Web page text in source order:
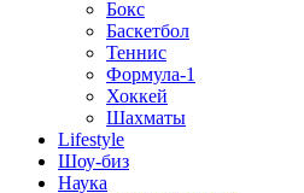
Бокс
Баскетбол
Теннис
Формула-1
Хоккей
Шахматы
Lifestyle
Шоу-биз
Наука